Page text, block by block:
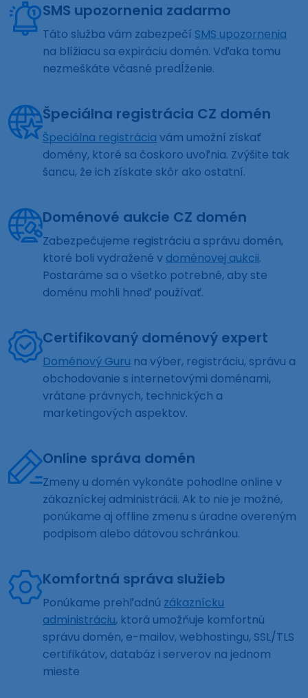
SMS upozornenia zadarmo
Táto služba vám zabezpečí SMS upozornenia
na blížiacu sa expiráciu domén. Vďaka tomu
nezmeškáte včasné predĺženie.
Špeciálna registrácia CZ domén
Špeciálna registrácia vám umožní získať
domény, ktoré sa čoskoro uvoľnia. Zvýšite tak
šancu, že ich získate skôr ako ostatní.
Doménové aukcie CZ domén
Zabezpečujeme registráciu a správu domén,
ktoré boli vydražené v doménovej aukcii.
Postaráme sa o všetko potrebné, aby ste
doménu mohli hneď používať.
Certifikovaný doménový expert
Doménový Guru na výber, registráciu, správu a
obchodovanie s internetovými doménami,
vrátane právnych, technických a
marketingových aspektov.
Online správa domén
Zmeny u domén vykonáte pohodlne online v
zákazníckej administrácii. Ak to nie je možné,
ponúkame aj offline zmenu s úradne overeným
podpisom alebo dátovou schránkou.
Komfortná správa služieb
Ponúkame prehľadnú zákaznícku
administráciu, ktorá umožňuje komfortnú
správu domén, e-mailov, webhostingu, SSL/TLS
certifikátov, databáz i serverov na jednom
mieste